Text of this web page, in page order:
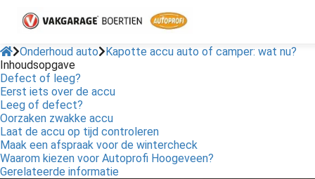
Onderhoud auto
Kapotte accu auto of camper: wat nu?
Inhoudsopgave
Defect of leeg?
Eerst iets over de accu
Leeg of defect?
Oorzaken zwakke accu
Laat de accu op tijd controleren
Maak een afspraak voor de wintercheck
Waarom kiezen voor Autoprofi Hoogeveen?
Gerelateerde informatie